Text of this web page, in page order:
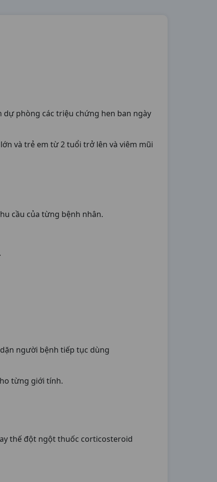
phòng các triệu chứng hen ban ngày
và trẻ em từ 2 tuổi trở lên và viêm mũi
cầu của từng bệnh nhân.
người bệnh tiếp tục dùng
từng giới tính.
thế đột ngột thuốc corticosteroid